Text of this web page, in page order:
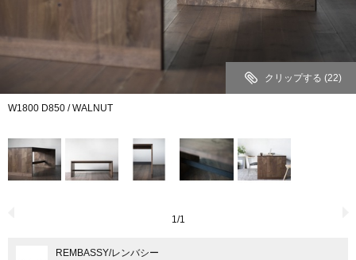
クリップする (22)
W1800 D850 / WALNUT
1/1
REMBASSY/レンバシー